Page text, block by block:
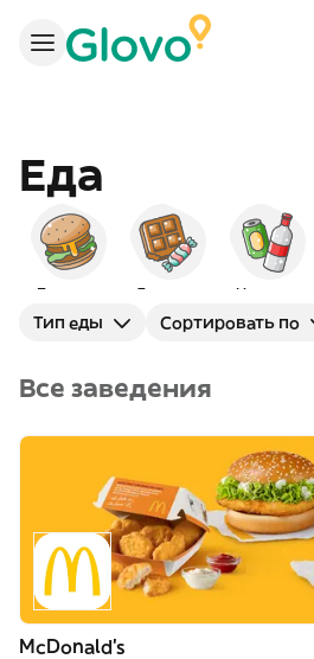
Еда
Бургеры Десерты Напитки
Тип еды Сортировать по
Все заведения
McDonald's